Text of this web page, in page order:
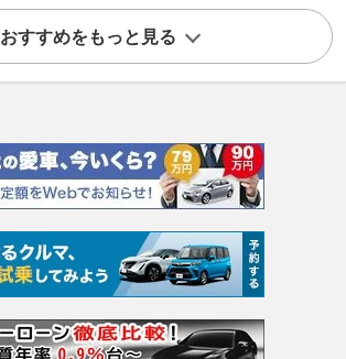
おすすめをもっと見る